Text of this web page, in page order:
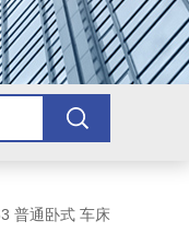
普通卧式 车床